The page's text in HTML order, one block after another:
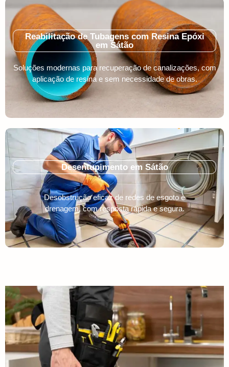
Reabilitação de Tubagens com Resina Epóxi
em Sátão
Soluções modernas para recuperação de canalizações, com
aplicação de resina e sem necessidade de obras.
Desentupimento em Sátão
Desobstrução eficaz de redes de esgoto e
drenagem, com resposta rápida e segura.